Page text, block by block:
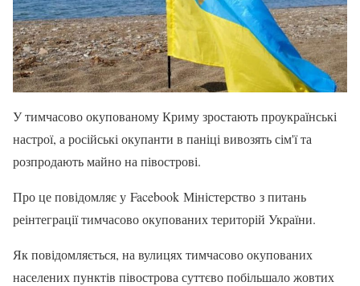
У тимчасово окупованому Криму зростають проукраїнські
настрої, а російські окупанти в паніці вивозять сім'ї та
розпродають майно на півострові.
Про це повідомляє у Facebook Міністерство з питань
реінтеграції тимчасово окупованих територій України.
Як повідомляється, на вулицях тимчасово окупованих
населених пунктів півострова суттєво побільшало жовтих